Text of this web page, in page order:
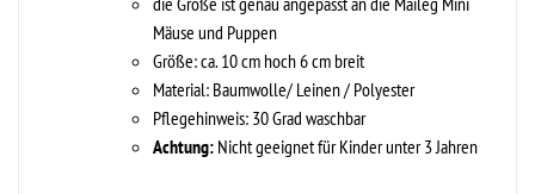
Mäuse und Puppen
Größe: ca. 10 cm hoch 6 cm breit
Material: Baumwolle/ Leinen / Polyester
Pflegehinweis: 30 Grad waschbar
Achtung: Nicht geeignet für Kinder unter 3 Jahren